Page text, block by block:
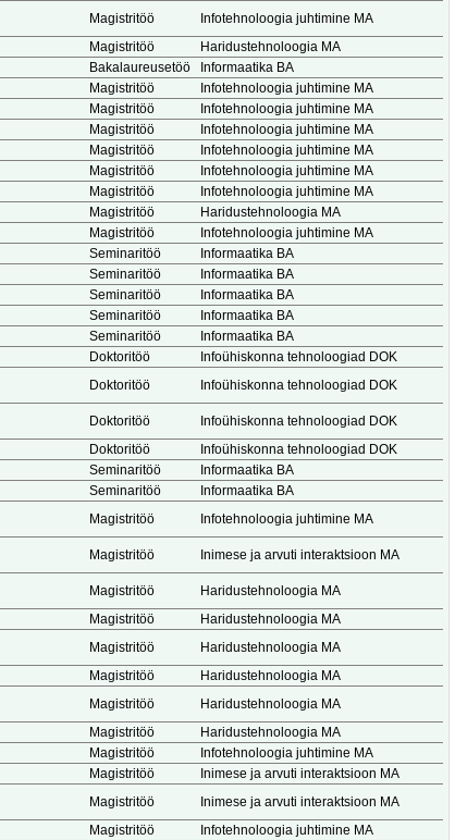
Magistritöö
Infotehnoloogia juhtimine MA
Magistritöö
Haridustehnoloogia MA
Bakalaureusetöö
Informaatika BA
Magistritöö
Infotehnoloogia juhtimine MA
Magistritöö
Infotehnoloogia juhtimine MA
Magistritöö
Infotehnoloogia juhtimine MA
Magistritöö
Infotehnoloogia juhtimine MA
Magistritöö
Infotehnoloogia juhtimine MA
Magistritöö
Infotehnoloogia juhtimine MA
Magistritöö
Haridustehnoloogia MA
Magistritöö
Infotehnoloogia juhtimine MA
Seminaritöö
Informaatika BA
Seminaritöö
Informaatika BA
Seminaritöö
Informaatika BA
Seminaritöö
Informaatika BA
Seminaritöö
Informaatika BA
Doktoritöö
Infoühiskonna tehnoloogiad DOK
Doktoritöö
Infoühiskonna tehnoloogiad DOK
Doktoritöö
Infoühiskonna tehnoloogiad DOK
Doktoritöö
Infoühiskonna tehnoloogiad DOK
Seminaritöö
Informaatika BA
Seminaritöö
Informaatika BA
Magistritöö Infotehnoloogia juhtimine MA
Magistritöö Inimese ja arvuti interaktsioon MA
Magistritöö
Haridustehnoloogia MA
Magistritöö
Haridustehnoloogia MA
Magistritöö
Haridustehnoloogia MA
Magistritöö
Haridustehnoloogia MA
Magistritöö
Haridustehnoloogia MA
Magistritöö
Haridustehnoloogia MA
Magistritöö
Infotehnoloogia juhtimine MA
Magistritöö
Inimese ja arvuti interaktsioon MA
Magistritöö
Inimese ja arvuti interaktsioon MA
Magistritöö
Infotehnoloogia juhtimine MA